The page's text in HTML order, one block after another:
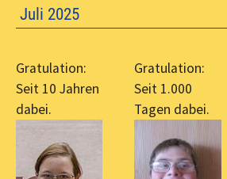
Juli 2025
Gratulation:
Seit 10 Jahren
dabei.
Gratulation:
Seit 1.000
Tagen dabei.